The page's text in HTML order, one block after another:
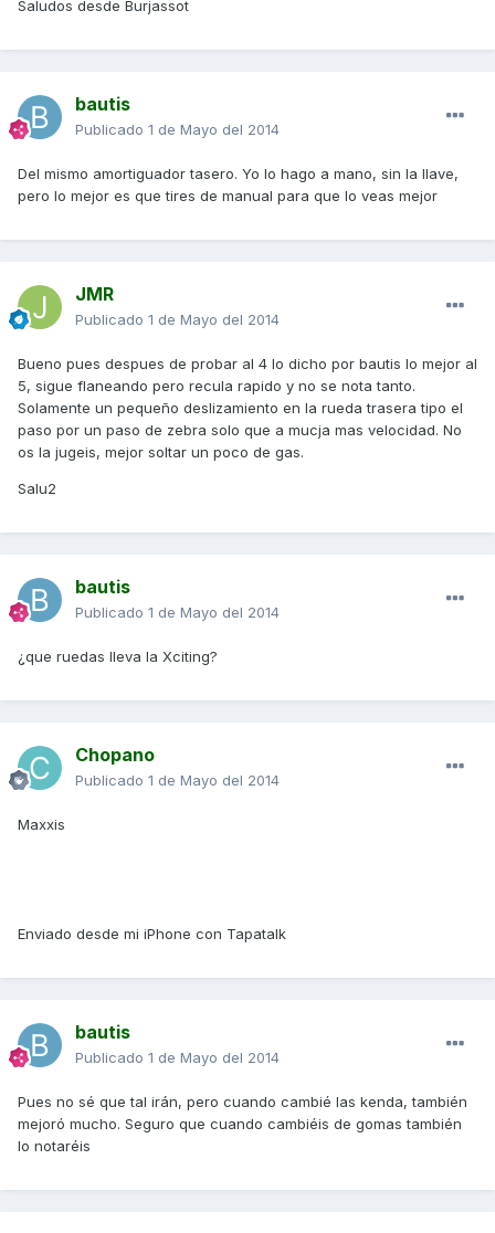
Saludos desde Burjassot
bautis
Publicado 1 de Mayo del 2014
Del mismo amortiguador tasero. Yo lo hago a mano, sin la llave,
pero lo mejor es que tires de manual para que lo veas mejor
JMR
Publicado 1 de Mayo del 2014
Bueno pues despues de probar al 4 lo dicho por bautis lo mejor al
5, sigue flaneando pero recula rapido y no se nota tanto.
Solamente un pequeño deslizamiento en la rueda trasera tipo el
paso por un paso de zebra solo que a mucja mas velocidad. No
os la jugeis, mejor soltar un poco de gas.
Salu2
bautis
Publicado 1 de Mayo del 2014
¿que ruedas lleva la Xciting?
Chopano
Publicado 1 de Mayo del 2014
Maxxis
Enviado desde mi iPhone con Tapatalk
bautis
Publicado 1 de Mayo del 2014
Pues no sé que tal irán, pero cuando cambié las kenda, también
mejoró mucho. Seguro que cuando cambiéis de gomas también
lo notaréis